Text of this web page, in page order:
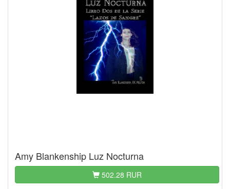
Amy Blankenship Luz Nocturna
502.28 RUR